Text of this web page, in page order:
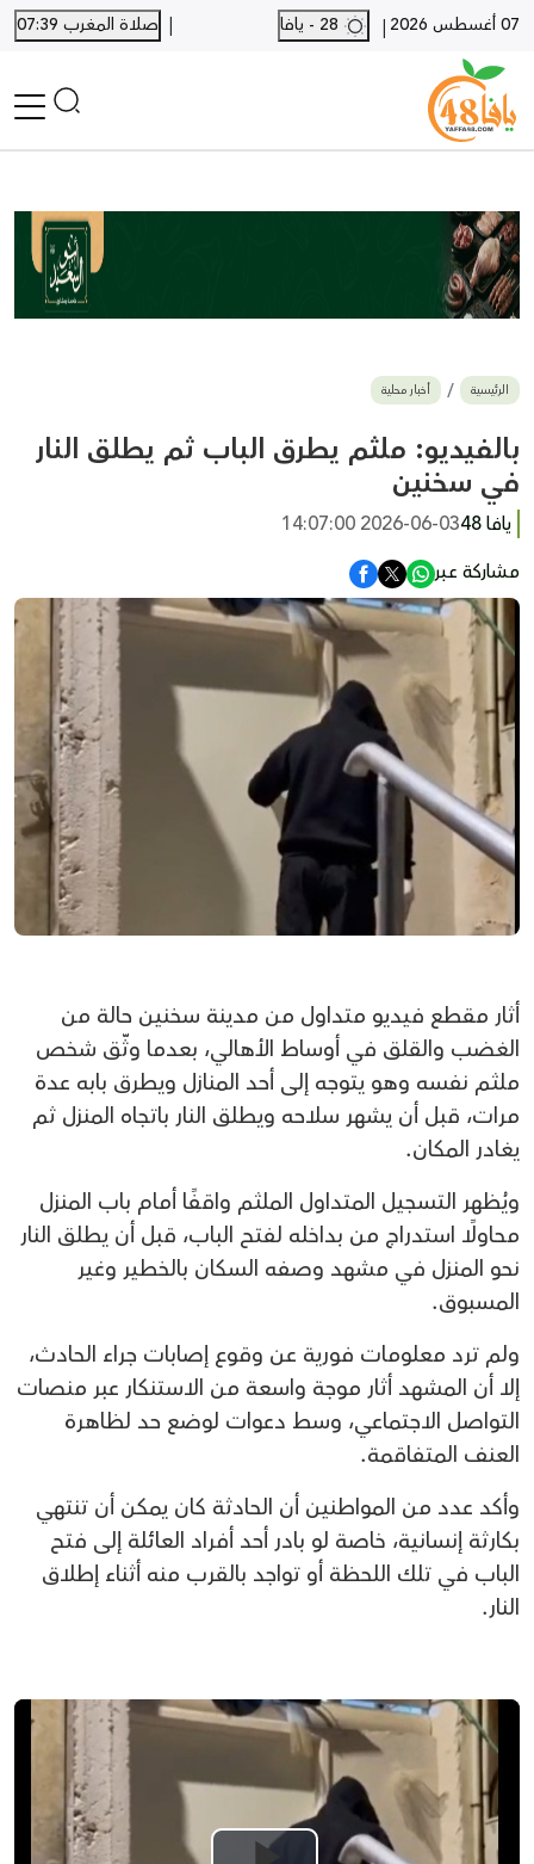
07 أغسطس 2026 |
| صلاة المغرب 07:39
أخبار محلية
أخبار يافا
SHORTS
أخبار اللد والرملة
بيع وشراء
أخبار القدس
وفيات
المزيد
ارسل خبر
الرئيسية أخبار محلية
بالفيديو: ملثم يطرق الباب ثم يطلق النار
في سخنين
يافا 48
2026-06-03 14:07:00
مشاركة عبر
أثار مقطع فيديو متداول من مدينة سخنين حالة من
الغضب والقلق في أوساط الأهالي، بعدما وثّق شخص
ملثم نفسه وهو يتوجه إلى أحد المنازل ويطرق بابه عدة
مرات، قبل أن يشهر سلاحه ويطلق النار باتجاه المنزل ثم
يغادر المكان.
ويُظهر التسجيل المتداول الملثم واقفًا أمام باب المنزل
محاولًا استدراج من بداخله لفتح الباب، قبل أن يطلق النار
نحو المنزل في مشهد وصفه السكان بالخطير وغير
المسبوق.
ولم ترد معلومات فورية عن وقوع إصابات جراء الحادث،
إلا أن المشهد أثار موجة واسعة من الاستنكار عبر منصات
التواصل الاجتماعي، وسط دعوات لوضع حد لظاهرة
العنف المتفاقمة.
وأكد عدد من المواطنين أن الحادثة كان يمكن أن تنتهي
بكارثة إنسانية، خاصة لو بادر أحد أفراد العائلة إلى فتح
الباب في تلك اللحظة أو تواجد بالقرب منه أثناء إطلاق
النار.